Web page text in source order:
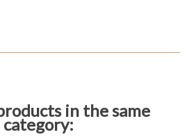
in the same
category: